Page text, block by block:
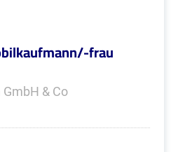
frau
& Co